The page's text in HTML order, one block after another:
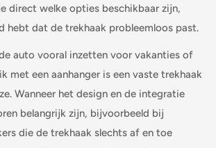
direct welke opties beschikbaar zijn,
hebt dat de trekhaak probleemloos past.
auto vooral inzetten voor vakanties of
met een aanhanger is een vaste trekhaak
Wanneer het design en de integratie
belangrijk zijn, bijvoorbeeld bij
die de trekhaak slechts af en toe